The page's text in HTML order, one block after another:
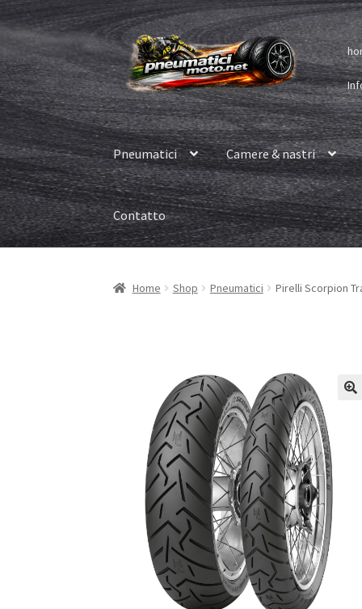
Vai
alla
navigazione
Vai
al
contenuto
Pneumatici Camere & nastri
Contatto
Home Shop Pneumatici Pirelli Scorpion